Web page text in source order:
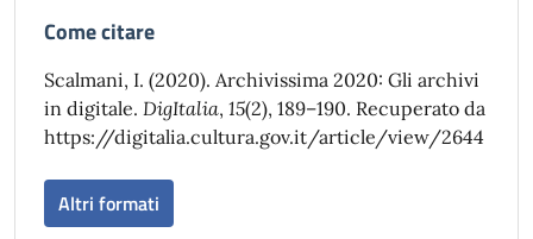
Come citare
Scalmani, I. (2020). Archivissima 2020: Gli archivi
in digitale. DigItalia, 15(2), 189–190. Recuperato da
https://digitalia.cultura.gov.it/article/view/2644
Altri formati